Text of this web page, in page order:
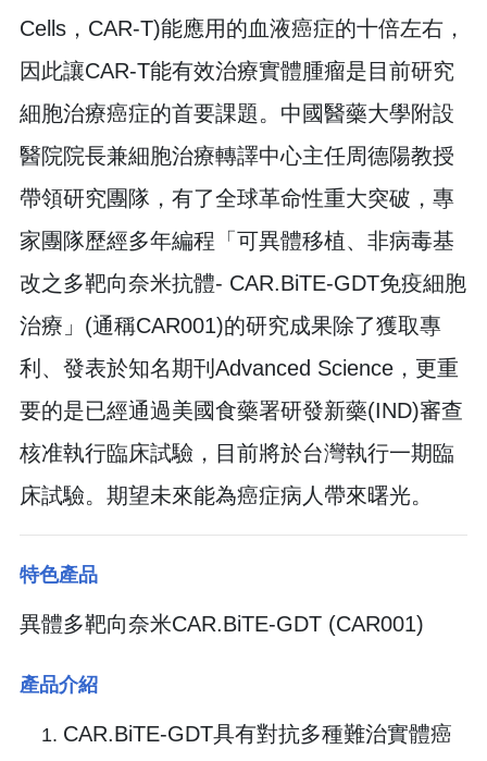
Cells，CAR-T)能應用的血液癌症的十倍左右，
因此讓CAR-T能有效治療實體腫瘤是目前研究
細胞治療癌症的首要課題。中國醫藥大學附設
醫院院長兼細胞治療轉譯中心主任周德陽教授
帶領研究團隊，有了全球革命性重大突破，專
家團隊歷經多年編程「可異體移植、非病毒基
改之多靶向奈米抗體- CAR.BiTE-GDT免疫細胞
治療」(通稱CAR001)的研究成果除了獲取專
利、發表於知名期刊Advanced Science，更重
要的是已經通過美國食藥署研發新藥(IND)審查
核准執行臨床試驗，目前將於台灣執行一期臨
床試驗。期望未來能為癌症病人帶來曙光。
特色產品
異體多靶向奈米CAR.BiTE-GDT (CAR001)
產品介紹
CAR.BiTE-GDT具有對抗多種難治實體癌